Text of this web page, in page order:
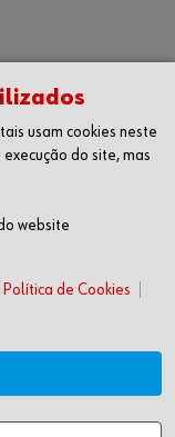
usam cookies neste
do site, mas
website
Política de Cookies